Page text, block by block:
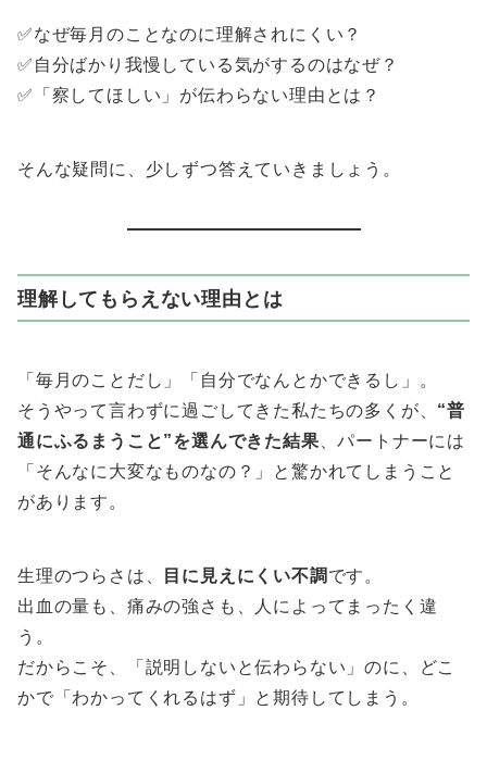
✅なぜ毎月のことなのに理解されにくい？
✅自分ばかり我慢している気がするのはなぜ？
✅「察してほしい」が伝わらない理由とは？
そんな疑問に、少しずつ答えていきましょう。
理解してもらえない理由とは
「毎月のことだし」「自分でなんとかできるし」。
そうやって言わずに過ごしてきた私たちの多くが、 “普
通にふるまうこと”を選んできた結果 、パートナーには
「そんなに大変なものなの？」と驚かれてしまうこと
があります。
生理のつらさは、 目に見えにくい不調 です。
出血の量も、痛みの強さも、人によってまったく違
う。
だからこそ、「説明しないと伝わらない」のに、どこ
かで「わかってくれるはず」と期待してしまう。